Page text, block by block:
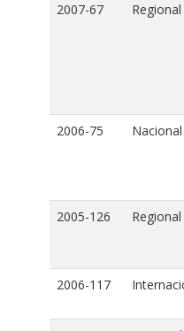
2007-67 Regional
2006-75 Nacional
2005-126 Regional
2006-117